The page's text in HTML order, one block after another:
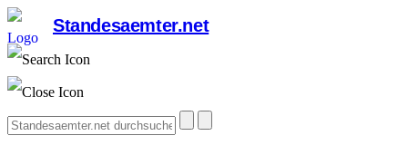
Standesaemter.net